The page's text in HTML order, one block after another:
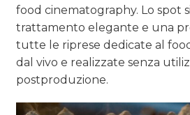
food cinematography. Lo spot
trattamento elegante e una
tutte le riprese dedicate al
dal vivo e realizzate senza
postproduzione.